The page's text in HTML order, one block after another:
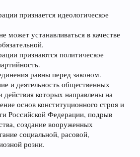
признается идеологическое
может устанавливаться в качестве
признаются политическое
равны перед законом.
и деятельность общественных
действия которых направлены на
основ конституционного строя и
Российской Федерации, подрыв
создание вооруженных
социальной, расовой,
розни.